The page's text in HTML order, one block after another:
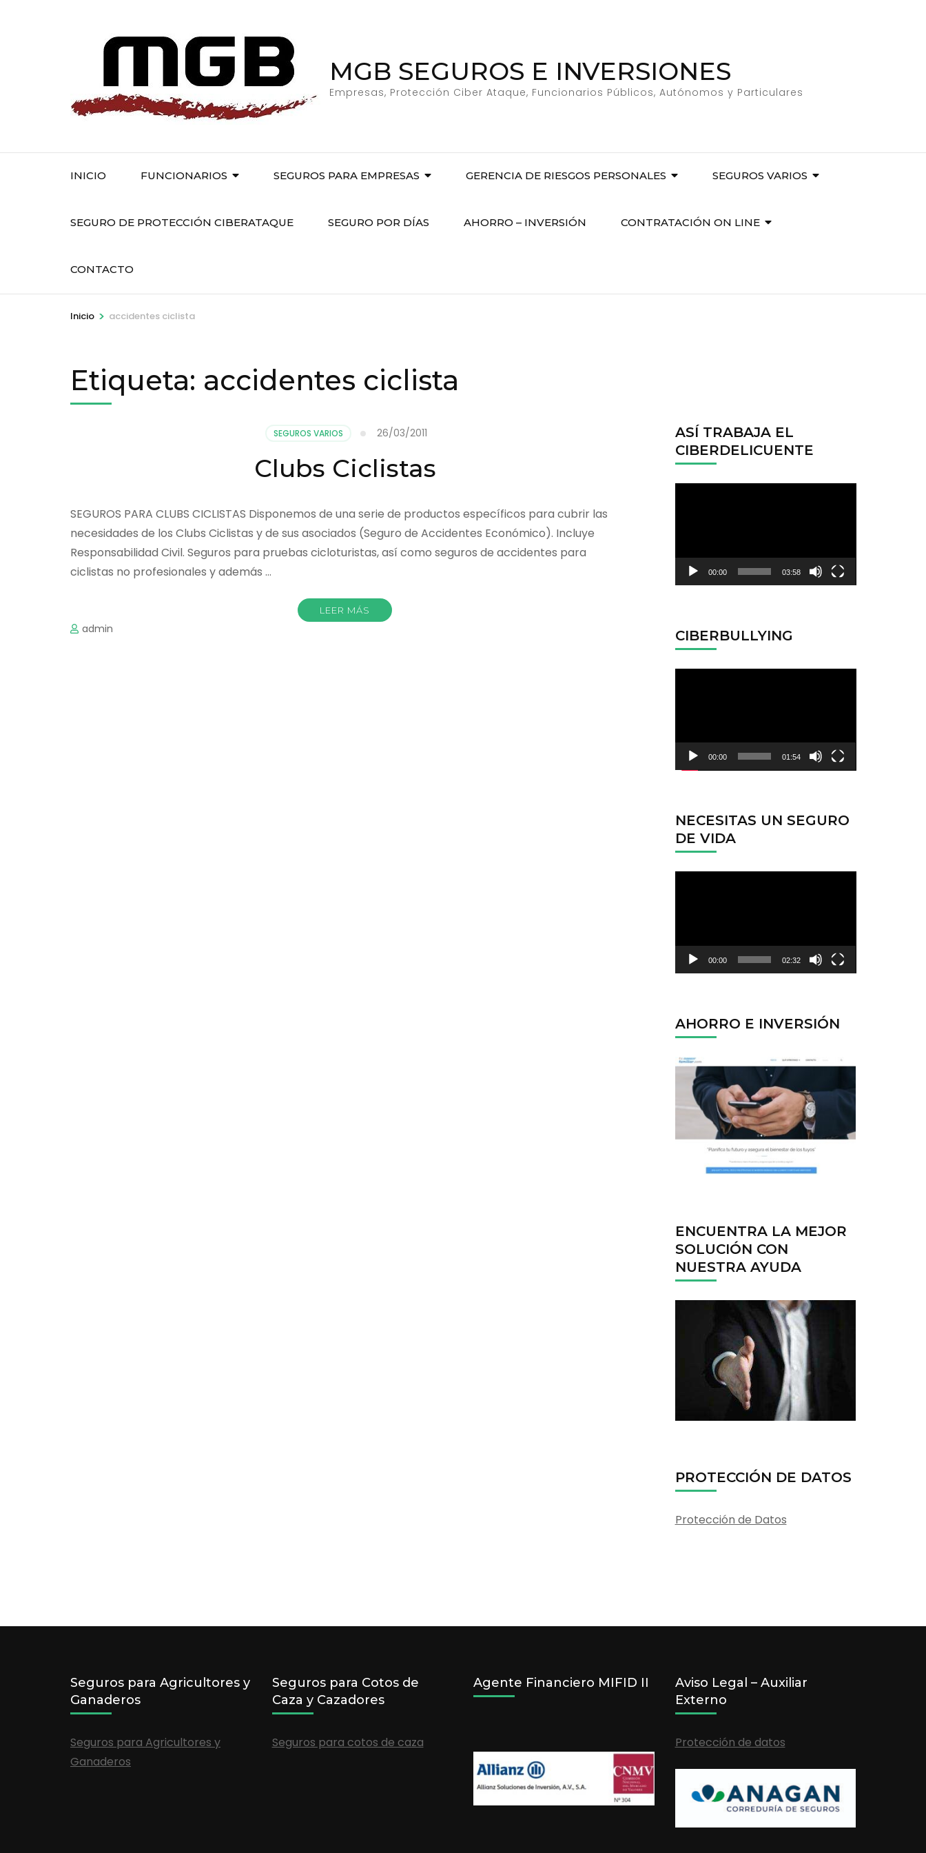
MGB SEGUROS E INVERSIONES
Empresas, Protección Ciber Ataque, Funcionarios Públicos, Autónomos y Particulares
INICIO FUNCIONARIOS SEGUROS PARA EMPRESAS GERENCIA DE RIESGOS PERSONALES SEGUROS VARIOS
SEGURO DE PROTECCIÓN CIBERATAQUE SEGURO POR DÍAS AHORRO – INVERSIÓN CONTRATACIÓN ON LINE
CONTACTO
Inicio > accidentes ciclista
Etiqueta: accidentes ciclista
SEGUROS VARIOS 26/03/2011
Clubs Ciclistas
SEGUROS PARA CLUBS CICLISTAS Disponemos de una serie de productos específicos para cubrir las
necesidades de los Clubs Ciclistas y de sus asociados (Seguro de Accidentes Económico). Incluye
Responsabilidad Civil. Seguros para pruebas cicloturistas, así como seguros de accidentes para
ciclistas no profesionales y además …
LEER MÁS
admin
ASÍ TRABAJA EL
CIBERDELICUENTE
00:00 03:58
CIBERBULLYING
00:00 01:54
NECESITAS UN SEGURO
DE VIDA
00:00 02:32
AHORRO E INVERSIÓN
ENCUENTRA LA MEJOR
SOLUCIÓN CON
NUESTRA AYUDA
PROTECCIÓN DE DATOS
Protección de Datos
Seguros para Agricultores y
Ganaderos
Seguros para Agricultores y
Ganaderos
Seguros para Cotos de
Caza y Cazadores
Seguros para cotos de caza
Agente Financiero MIFID II
Aviso Legal – Auxiliar
Externo
Protección de datos